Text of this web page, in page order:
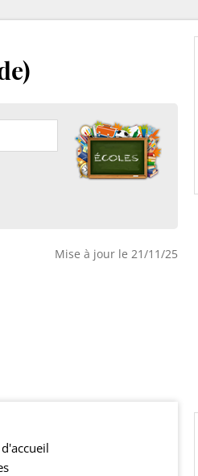
Mise à jour le 21/11/25